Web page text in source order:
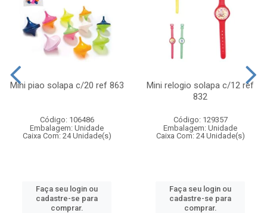
Mini piao solapa c/20 ref 863
Código: 106486
Embalagem: Unidade
Caixa Com: 24 Unidade(s)
Faça seu login ou
cadastre-se para
comprar.
Mini relogio solapa c/12 ref
832
Código: 129357
Embalagem: Unidade
Caixa Com: 24 Unidade(s)
Faça seu login ou
cadastre-se para
comprar.